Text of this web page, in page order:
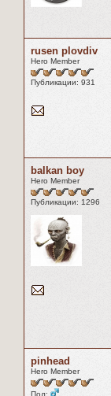
rusen plovdiv
Hero Member
Публикации: 931
balkan boy
Hero Member
Публикации: 1296
pinhead
Hero Member
Пол: